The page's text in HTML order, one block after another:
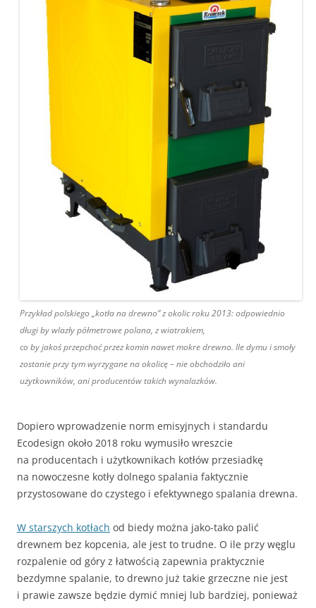
Przykład polskiego „kotła na drewno” z okolic roku 2013: odpowiednio
długi by wlazły półmetrowe polana, z wiatrakiem,
co by jakoś przepchać przez komin nawet mokre drewno. Ile dymu i smoły
zostanie przy tym wyrzygane na okolicę – nie obchodziło ani
użytkowników, ani producentów takich wynalazków.
Dopiero wprowadzenie norm emisyjnych i standardu
Ecodesign około 2018 roku wymusiło wreszcie
na producentach i użytkownikach kotłów przesiadkę
na nowoczesne kotły dolnego spalania faktycznie
przystosowane do czystego i efektywnego spalania drewna.
W starszych kotłach od biedy można jako-tako palić
drewnem bez kopcenia, ale jest to trudne. O ile przy węglu
rozpalenie od góry z łatwością zapewnia praktycznie
bezdymne spalanie, to drewno już takie grzeczne nie jest
i prawie zawsze będzie dymić mniej lub bardziej, ponieważ